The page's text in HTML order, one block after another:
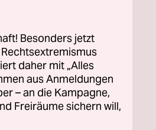
Besonders jetzt
daher mit „Alles
aus Anmeldungen
– an die Kampagne,
Freiräume sichern will,